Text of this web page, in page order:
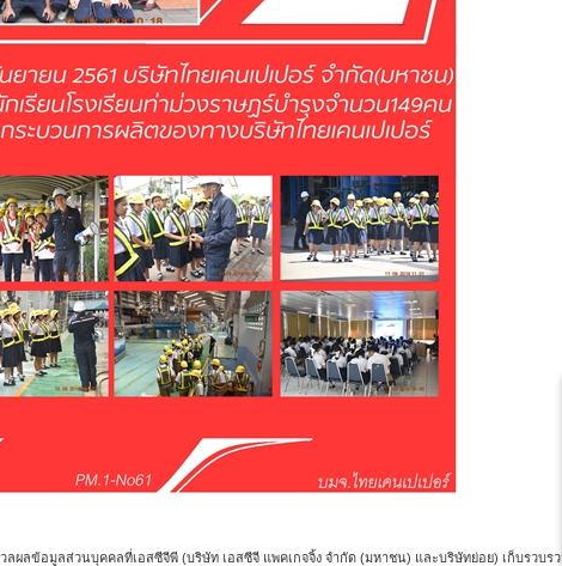
ผลข้อมูลส่วนบุคคลที่เอสซีจีพี (บริษัท เอสซีจี แพคเกจจิ้ง จำกัด (มหาชน) และบริษัทย่อย) เก็บรวบ